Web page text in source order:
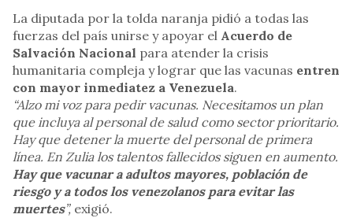
La diputada por la tolda naranja pidió a todas las
fuerzas del país unirse y apoyar el Acuerdo de
Salvación Nacional para atender la crisis
humanitaria compleja y lograr que las vacunas entren
con mayor inmediatez a Venezuela.
“Alzo mi voz para pedir vacunas. Necesitamos un plan
que incluya al personal de salud como sector prioritario.
Hay que detener la muerte del personal de primera
línea. En Zulia los talentos fallecidos siguen en aumento.
Hay que vacunar a adultos mayores, población de
riesgo y a todos los venezolanos para evitar las
muertes”, exigió.